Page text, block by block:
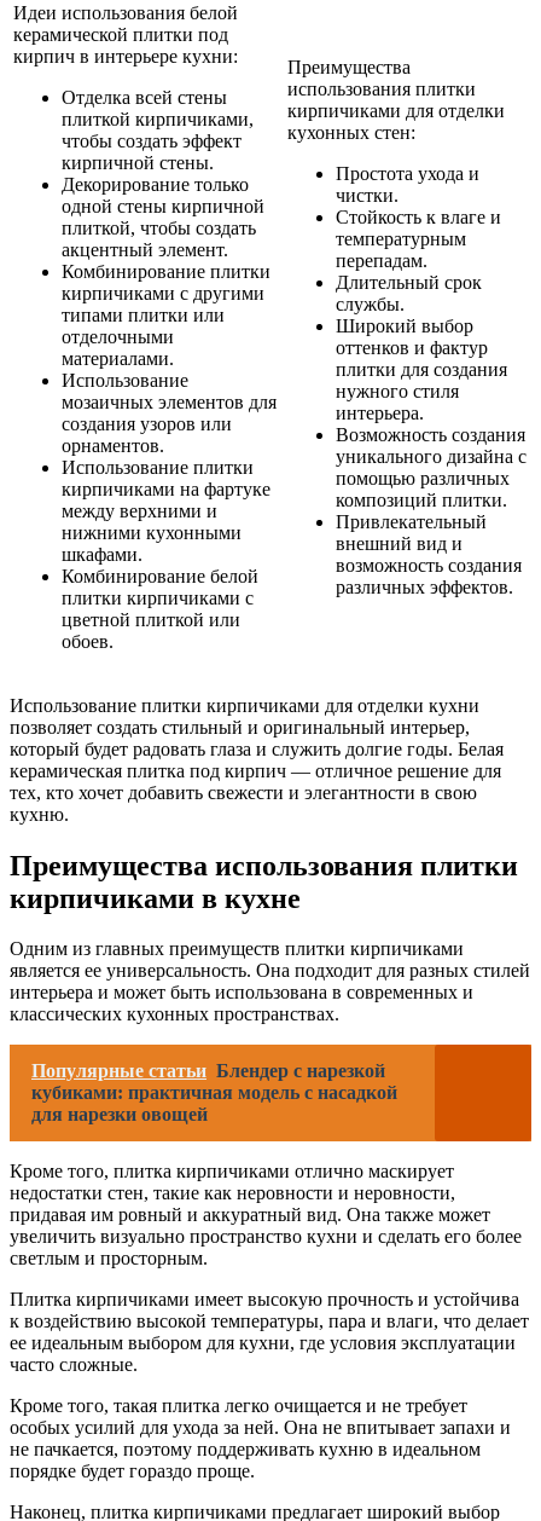
Идеи использования белой
керамической плитки под
кирпич в интерьере кухни:
Отделка всей стены
плиткой кирпичиками,
чтобы создать эффект
кирпичной стены.
Декорирование только
одной стены кирпичной
плиткой, чтобы создать
акцентный элемент.
Комбинирование плитки
кирпичиками с другими
типами плитки или
отделочными
материалами.
Использование
мозаичных элементов для
создания узоров или
орнаментов.
Использование плитки
кирпичиками на фартуке
между верхними и
нижними кухонными
шкафами.
Комбинирование белой
плитки кирпичиками с
цветной плиткой или
обоев.
Преимущества
использования плитки
кирпичиками для отделки
кухонных стен:
Простота ухода и
чистки.
Стойкость к влаге и
температурным
перепадам.
Длительный срок
службы.
Широкий выбор
оттенков и фактур
плитки для создания
нужного стиля
интерьера.
Возможность создания
уникального дизайна с
помощью различных
композиций плитки.
Привлекательный
внешний вид и
возможность создания
различных эффектов.
Использование плитки кирпичиками для отделки кухни
позволяет создать стильный и оригинальный интерьер,
который будет радовать глаза и служить долгие годы. Белая
керамическая плитка под кирпич — отличное решение для
тех, кто хочет добавить свежести и элегантности в свою
кухню.
Преимущества использования плитки
кирпичиками в кухне
Одним из главных преимуществ плитки кирпичиками
является ее универсальность. Она подходит для разных стилей
интерьера и может быть использована в современных и
классических кухонных пространствах.
Популярные статьи Блендер с нарезкой
кубиками: практичная модель с насадкой
для нарезки овощей
Кроме того, плитка кирпичиками отлично маскирует
недостатки стен, такие как неровности и неровности,
придавая им ровный и аккуратный вид. Она также может
увеличить визуально пространство кухни и сделать его более
светлым и просторным.
Плитка кирпичиками имеет высокую прочность и устойчива
к воздействию высокой температуры, пара и влаги, что делает
ее идеальным выбором для кухни, где условия эксплуатации
часто сложные.
Кроме того, такая плитка легко очищается и не требует
особых усилий для ухода за ней. Она не впитывает запахи и
не пачкается, поэтому поддерживать кухню в идеальном
порядке будет гораздо проще.
Наконец, плитка кирпичиками предлагает широкий выбор